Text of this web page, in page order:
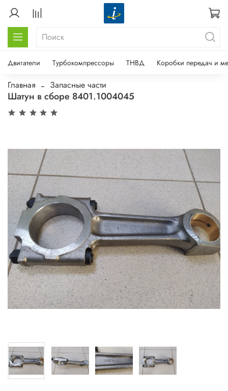
Двигатели Турбокомпрессоры ТНВД Коробки передач и
Главная Запасные части
Шатун в сборе 8401.1004045